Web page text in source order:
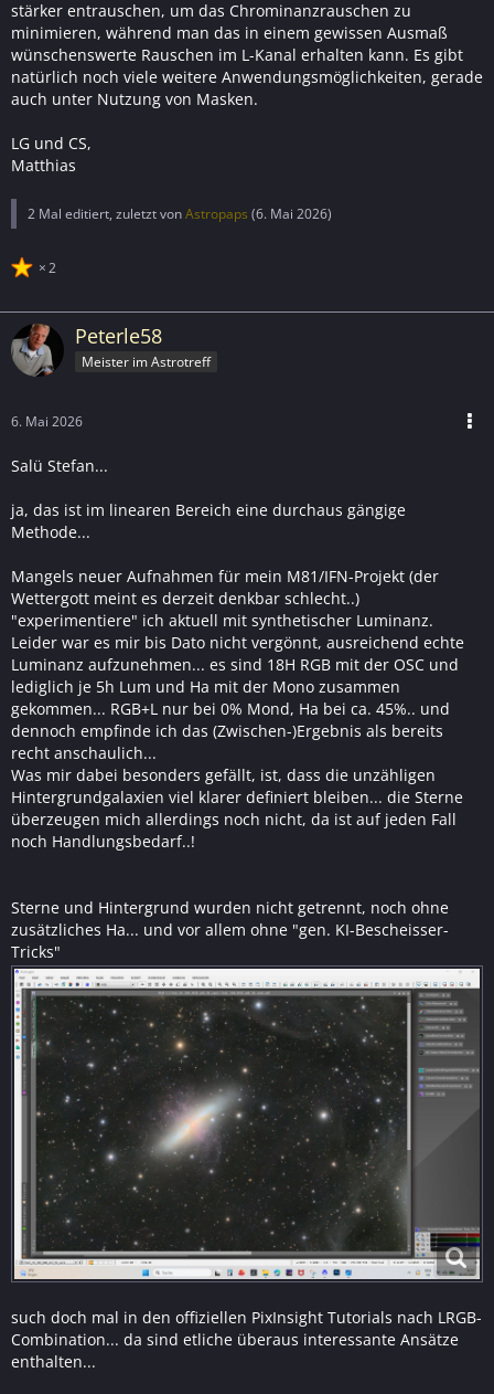
stärker entrauschen, um das Chrominanzrauschen zu
minimieren, während man das in einem gewissen Ausmaß
wünschenswerte Rauschen im L-Kanal erhalten kann. Es gibt
natürlich noch viele weitere Anwendungsmöglichkeiten, gerade
auch unter Nutzung von Masken.
LG und CS,
Matthias
2 Mal editiert, zuletzt vonAstropaps (6. Mai 2026)
2
Peterle58
Meister im Astrotreff
6. Mai 2026
Salü Stefan...
ja, das ist im linearen Bereich eine durchaus gängige
Methode...
Mangels neuer Aufnahmen für mein M81/IFN-Projekt (der
Wettergott meint es derzeit denkbar schlecht..)
"experimentiere" ich aktuell mit synthetischer Luminanz.
Leider war es mir bis Dato nicht vergönnt, ausreichend echte
Luminanz aufzunehmen... es sind 18H RGB mit der OSC und
lediglich je 5h Lum und Ha mit der Mono zusammen
gekommen... RGB+L nur bei 0% Mond, Ha bei ca. 45%.. und
dennoch empfinde ich das (Zwischen-)Ergebnis als bereits
recht anschaulich...
Was mir dabei besonders gefällt, ist, dass die unzähligen
Hintergrundgalaxien viel klarer definiert bleiben... die Sterne
überzeugen mich allerdings noch nicht, da ist auf jeden Fall
noch Handlungsbedarf..!
Sterne und Hintergrund wurden nicht getrennt, noch ohne
zusätzliches Ha... und vor allem ohne "gen. KI-Bescheisser-
Tricks"
such doch mal in den offiziellen PixInsight Tutorials nach LRGB-
Combination... da sind etliche überaus interessante Ansätze
enthalten...